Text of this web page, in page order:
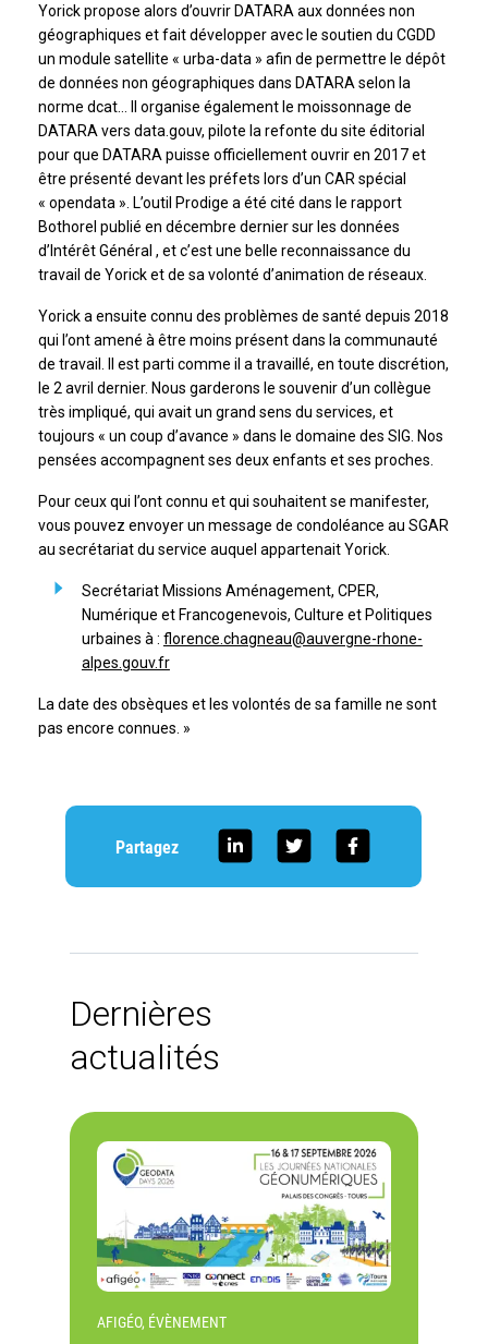
Yorick propose alors d’ouvrir DATARA aux données non
géographiques et fait développer avec le soutien du CGDD
un module satellite « urba-data » afin de permettre le dépôt
de données non géographiques dans DATARA selon la
norme dcat… Il organise également le moissonnage de
DATARA vers data.gouv, pilote la refonte du site éditorial
pour que DATARA puisse officiellement ouvrir en 2017 et
être présenté devant les préfets lors d’un CAR spécial
« opendata ». L’outil Prodige a été cité dans le rapport
Bothorel publié en décembre dernier sur les données
d’Intérêt Général , et c’est une belle reconnaissance du
travail de Yorick et de sa volonté d’animation de réseaux.
Yorick a ensuite connu des problèmes de santé depuis 2018
qui l’ont amené à être moins présent dans la communauté
de travail. Il est parti comme il a travaillé, en toute discrétion,
le 2 avril dernier. Nous garderons le souvenir d’un collègue
très impliqué, qui avait un grand sens du services, et
toujours « un coup d’avance » dans le domaine des SIG. Nos
pensées accompagnent ses deux enfants et ses proches.
Pour ceux qui l’ont connu et qui souhaitent se manifester,
vous pouvez envoyer un message de condoléance au SGAR
au secrétariat du service auquel appartenait Yorick.
Secrétariat Missions Aménagement, CPER,
Numérique et Francogenevois, Culture et Politiques
urbaines à : florence.chagneau@auvergne-rhone-
alpes.gouv.fr
La date des obsèques et les volontés de sa famille ne sont
pas encore connues. »
Partagez
Dernières
actualités
AFIGÉO, ÉVÈNEMENT